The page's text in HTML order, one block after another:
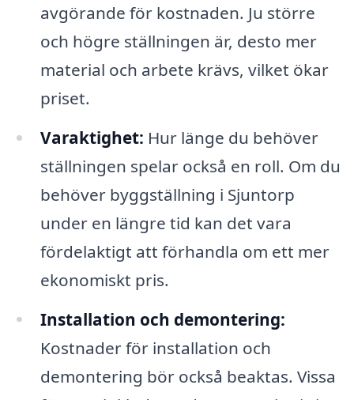
avgörande för kostnaden. Ju större
och högre ställningen är, desto mer
material och arbete krävs, vilket ökar
priset.
Varaktighet: Hur länge du behöver
ställningen spelar också en roll. Om du
behöver byggställning i Sjuntorp
under en längre tid kan det vara
fördelaktigt att förhandla om ett mer
ekonomiskt pris.
Installation och demontering:
Kostnader för installation och
demontering bör också beaktas. Vissa